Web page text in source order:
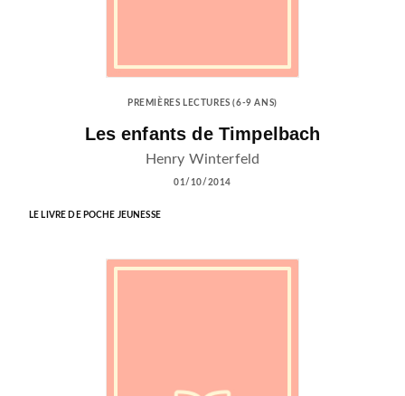
PREMIÈRES LECTURES (6-9 ANS)
Les enfants de Timpelbach
Henry Winterfeld
01/10/2014
LE LIVRE DE POCHE JEUNESSE